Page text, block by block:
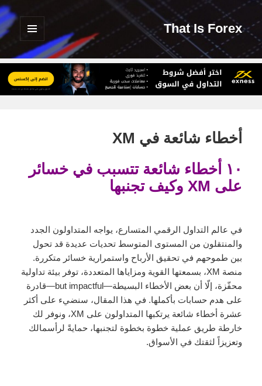
That Is Forex
القائمة
والودجات
أخطاء شائعة في XM
١٠ أخطاء شائعة تتسبب في خسائر
على XM وكيف تجنبها
في عالم التداول الرقمي المتسارع، يواجه المتداولون الجدد
والمنتقلون من المستوى المتوسط تحديات عديدة قد تحول
بين طموحهم في تحقيق الأرباح واستمرارية خسائر متكررة.
منصة XM، بسمعتها القوية ومزاياها المتعددة، توفر بيئة تداولية
محفّزة، إلّا أن بعض الأخطاء البسيطة—but impactful—قادرة
على هدم حسابات بأكملها. في هذا المقال، سنضيء على أكثر
عشرة أخطاء شائعة يرتكبها المتداولون على XM، ونوفر لك
خارطة طريق عملية خطوة بخطوة لتجنبها، حمايةً لرأسمالك
وتعزيزاً لثقتك في الأسواق.